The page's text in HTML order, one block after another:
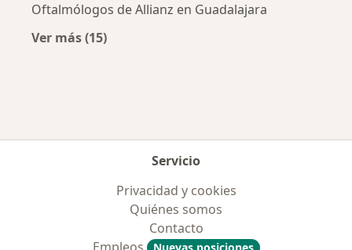
Oftalmólogos de Allianz en Guadalajara
Ver más (15)
Servicio
Privacidad y cookies
Quiénes somos
Contacto